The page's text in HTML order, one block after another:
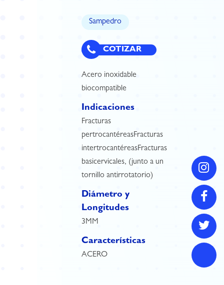
Sampedro
COTIZAR
Acero inoxidable
biocompatible
Indicaciones
Fracturas
pertrocantéreasFracturas
intertrocantéreasFracturas
basicervicales, (junto a un
tornillo antirrotatorio)
Diámetro y
Longitudes
3MM
Características
ACERO